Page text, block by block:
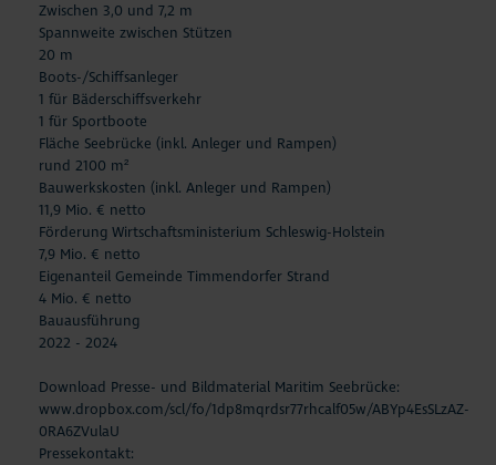
Zwischen 3,0 und 7,2 m
Spannweite zwischen Stützen
20 m
Boots-/Schiffsanleger
1 für Bäderschiffsverkehr
1 für Sportboote
Fläche Seebrücke (inkl. Anleger und Rampen)
rund 2100 m²
Bauwerkskosten (inkl. Anleger und Rampen)
11,9 Mio. € netto
Förderung Wirtschaftsministerium Schleswig-Holstein
7,9 Mio. € netto
Eigenanteil Gemeinde Timmendorfer Strand
4 Mio. € netto
Bauausführung
2022 - 2024
Download Presse- und Bildmaterial Maritim Seebrücke:
www.dropbox.com/scl/fo/1dp8mqrdsr77rhcalf05w/ABYp4EsSLzAZ-
0RA6ZVulaU
Pressekontakt: